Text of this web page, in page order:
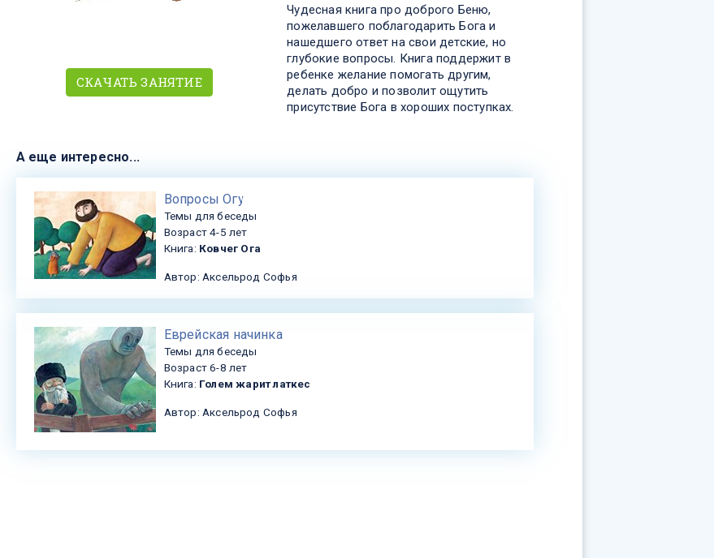
СКАЧАТЬ ЗАНЯТИЕ
Чудесная книга про доброго Беню,
пожелавшего поблагодарить Бога и
нашедшего ответ на свои детские, но
глубокие вопросы. Книга поддержит в
ребенке желание помогать другим,
делать добро и позволит ощутить
присутствие Бога в хороших поступках.
А еще интересно...
Вопросы Огу
Темы для беседы
Возраст 4-5 лет
Книга: Ковчег Ога
Автор: Аксельрод Софья
Еврейская начинка
Темы для беседы
Возраст 6-8 лет
Книга: Голем жарит латкес
Автор: Аксельрод Софья